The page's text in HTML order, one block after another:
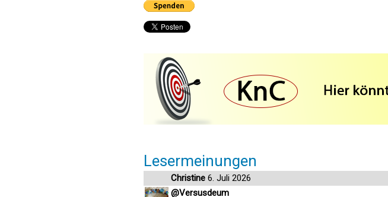
Lesermeinungen
Christine 6. Juli 2026
@Versusdeum